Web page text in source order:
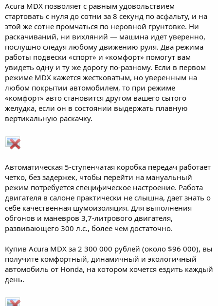
Acura MDX позволяет с равным удовольствием
стартовать с нуля до сотни за 8 секунд по асфальту, и на
этой же сотне промчаться по неровной грунтовке. Ни
раскачиваний, ни вихляний — машина идет уверенно,
послушно следуя любому движению руля. Два режима
работы подвески «спорт» и «комфорт» помогут вам
увидеть одну и ту же дорогу по-разному. Если в первом
режиме MDX кажется жестковатым, но уверенным на
любом покрытии автомобилем, то при режиме
«комфорт» авто становится другом вашего сытого
желудка, если он в состоянии выдержать плавную
вертикальную раскачку.
Автоматическая 5-ступенчатая коробка передач работает
четко, без задержек, чтобы перейти на мануальный
режим потребуется специфическое настроение. Работа
двигателя в салоне практически не слышна, дает знать о
себе качественная шумоизоляция. Для выполнения
обгонов и маневров 3,7-литрового двигателя,
развивающего 300 л.с., более чем достаточно.
Купив Acura MDX за 2 300 000 рублей (около $96 000), вы
получите комфортный, динамичный и экологичный
автомобиль от Honda, на котором хочется ездить каждый
день.